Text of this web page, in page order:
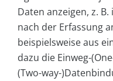
Daten anzeigen, z.
nach der Erfassung
beispielsweise aus
dazu die Einweg-
(Two-way-